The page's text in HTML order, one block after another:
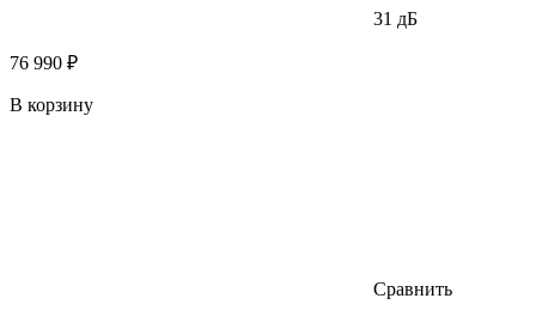
31 дБ
76 990 ₽
В корзину
Сравнить